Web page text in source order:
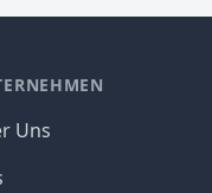
Uns